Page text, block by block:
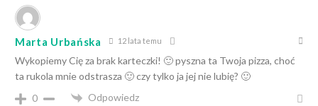
Marta Urbańska 12 lata temu
Wykopiemy Cię za brak karteczki! 🙂 pyszna ta Twoja pizza, choć
ta rukola mnie odstrasza 🙂 czy tylko ja jej nie lubię? 🙂
0
Odpowiedz